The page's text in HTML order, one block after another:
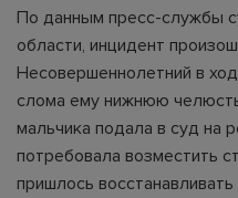
По данным пресс-службы
области, инцидент
Несовершеннолетний в
слома ему нижнюю
мальчика подала в суд на
потребовала возместить
пришлось